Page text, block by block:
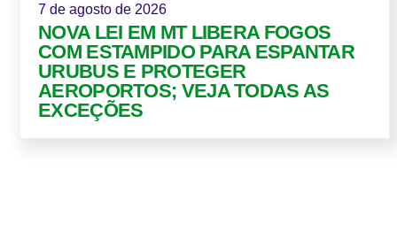
7 de agosto de 2026
NOVA LEI EM MT LIBERA FOGOS
COM ESTAMPIDO PARA ESPANTAR
URUBUS E PROTEGER
AEROPORTOS; VEJA TODAS AS
EXCEÇÕES